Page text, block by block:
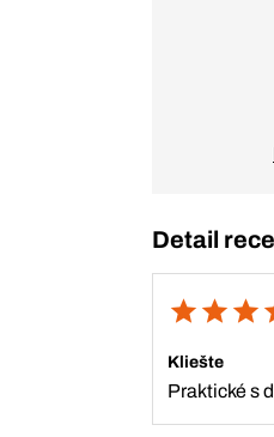
Detail
Kliešte
Praktické s